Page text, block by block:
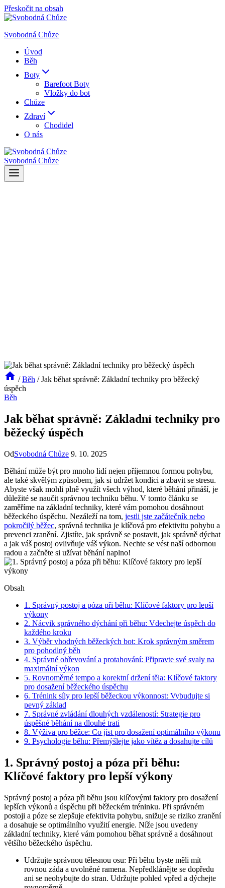
Přeskočit na obsah
Svobodná Chůze
Úvod
Běh
Boty
Barefoot Boty
Vložky do bot
Chůze
Zdraví
Chodidel
O nás
Svobodná Chůze
/ Běh / Jak běhat správně: Základní techniky pro běžecký
úspěch
Běh
Jak běhat správně: Základní techniky pro
běžecký úspěch
OdSvobodná Chůze 9. 10. 2025
Běhání může být pro mnoho lidí nejen příjemnou formou pohybu,
ale také skvělým způsobem, jak si udržet kondici a zbavit se stresu.
Abyste však mohli plně využít všech výhod, které běhání přináší, je
důležité se naučit správnou techniku běhu. V tomto článku se
zaměříme na základní techniky, které vám pomohou dosáhnout
běžeckého úspěchu. Nezáleží na tom, jestli jste začátečník nebo
pokročilý běžec, správná technika je klíčová pro efektivitu pohybu a
prevenci zranění. Zjistíte, jak správně se postavit, jak správně dýchat
a jak váš postoj ovlivňuje váš výkon. Nechte se vést naší odbornou
radou a začněte si užívat běhání naplno!
Obsah
1. Správný postoj a póza při běhu: Klíčové faktory pro lepší
výkony
2. Nácvik správného dýchání při běhu: Vdechejte úspěch do
každého kroku
3. Výběr vhodných běžeckých bot: Krok správným směrem
pro pohodlný běh
4. Správné ohřevování a protahování: Připravte své svaly na
maximální výkon
5. Rovnoměrné tempo a korektní držení těla: Klíčové faktory
pro dosažení běžeckého úspěchu
6. Trénink síly pro lepší běžeckou výkonnost: Vybudujte si
pevný základ
7. Správné zvládání dlouhých vzdáleností: Strategie pro
úspěšné běhání na dlouhé trati
8. Výživa pro běžce: Co jíst pro dosažení optimálního výkonu
9. Psychologie běhu: Přemýšlejte jako vítěz a dosahujte cílů
1. Správný postoj a póza při běhu:
Klíčové faktory pro lepší výkony
Správný postoj a póza při běhu jsou klíčovými faktory pro dosažení
lepších výkonů a úspěchu při běžeckém tréninku. Při správném
postoji a póze se zlepšuje efektivita pohybu, snižuje se riziko zranění
a dosahuje se optimálního využití energie. Níže jsou uvedeny
základní techniky, které vám pomohou běhat správně a dosáhnout
většího běžeckého úspěchu.
Udržujte správnou tělesnou osu: Při běhu byste měli mít
rovnou záda a uvolněné ramena. Nepředklánějte se dopředu
ani se neohybujte do stran. Udržujte pohled vpřed a dýchejte